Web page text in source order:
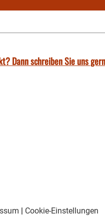
Dann schreiben Sie uns
| Cookie-Einstellungen